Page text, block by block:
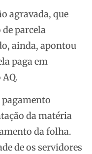
agravada, que
parcela
ainda, apontou
paga em
da matéria
da folha.
de os servidores